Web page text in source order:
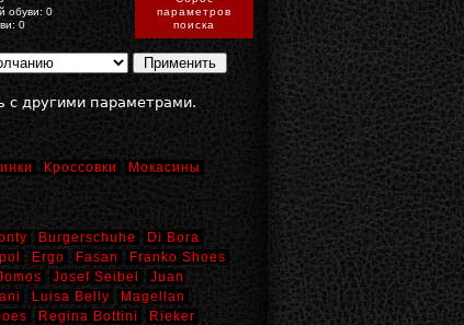
обуви: 0
0
параметров
поиска
с другими параметрами.
Кроссовки
Мокасины
Burgerschuhe
Di Bora
Ergo Fasan
Franko Shoes
Josef Seibel
Juan
Luisa Belly
Magellan
Regina Bottini
Rieker